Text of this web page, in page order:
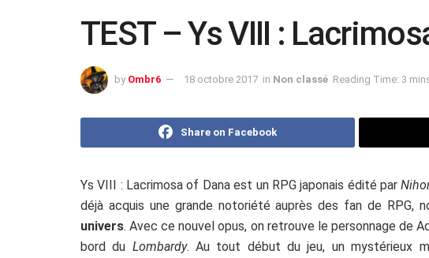
TEST – Ys VIII :
by Ombr6 18 octobre 2017 in Non classé Reading Time: 3
Share on Facebook
Ys VIII : Lacrimosa of Dana est un RPG japonais édité par
déjà acquis une grande notoriété auprès des fan de RPG,
univers. Avec ce nouvel opus, on retrouve le personnage de
bord du Lombardy. Au tout début du jeu, un mystérieux